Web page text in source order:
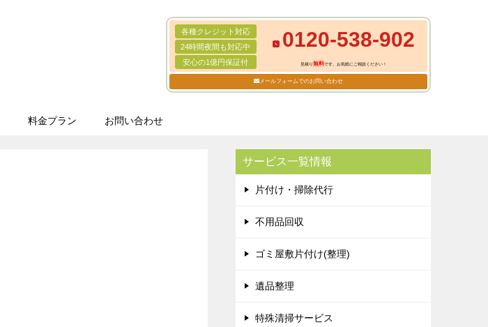
各種クレジット対応
24時間夜間も対応中
安心の1億円保証付
0120-538-902
見積り無料です。お気軽にご相談ください！
メールフォームでのお問い合わせ
料金プラン お問い合わせ
サービス一覧情報
片付け・掃除代行
不用品回収
ゴミ屋敷片付け(整理)
遺品整理
特殊清掃サービス